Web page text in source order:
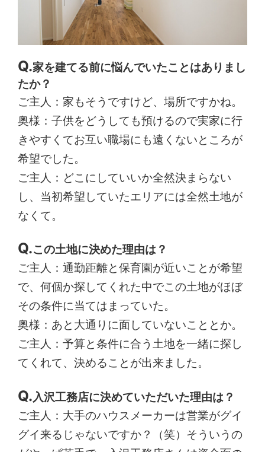
家を建てる前に悩んでいたことはありまし
たか？
ご主人：家もそうですけど、場所ですかね。
奥様：子供をどうしても預けるので実家に行
きやすくてお互い職場にも遠くないところが
希望でした。
ご主人：どこにしていいか全然決まらない
し、当初希望していたエリアには全然土地が
なくて。
この土地に決めた理由は？
ご主人：通勤距離と保育園が近いことが希望
で、何個か探してくれた中でこの土地がほぼ
その条件に当てはまっていた。
奥様：あと大通りに面していないこととか。
ご主人：予算と条件に合う土地を一緒に探し
てくれて、決めることが出来ました。
入沢工務店に決めていただいた理由は？
ご主人：大手のハウスメーカーは営業がグイ
グイ来るじゃないですか？（笑）そういうの